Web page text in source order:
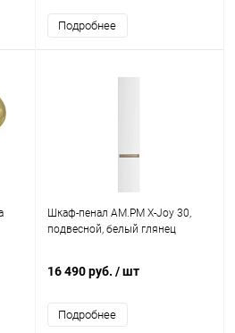
Подробнее
Шкаф-пенал AM.PM X-Joy 30,
подвесной, белый глянец
16 490 руб. / шт
Подробнее